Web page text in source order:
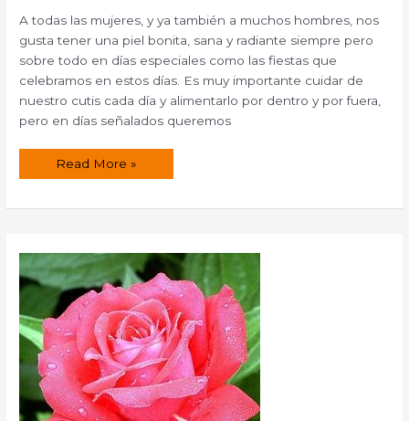
A todas las mujeres, y ya también a muchos hombres, nos
gusta tener una piel bonita, sana y radiante siempre pero
sobre todo en días especiales como las fiestas que
celebramos en estos días. Es muy importante cuidar de
nuestro cutis cada día y alimentarlo por dentro y por fuera,
pero en días señalados queremos
Tratamiento
Read More »